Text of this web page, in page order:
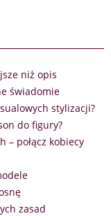
niż opis
świadomie
stylizacji?
do figury?
– połącz kobiecy
zasad